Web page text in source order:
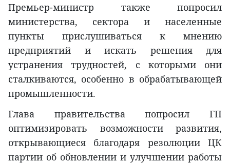
Премьер-министр также попросил
министерства, сектора и населенные
пункты прислушиваться к мнению
предприятий и искать решения для
устранения трудностей, с которыми они
сталкиваются, особенно в обрабатывающей
промышленности.
Глава правительства попросил ГП
оптимизировать возможности развития,
открывающиеся благодаря резолюции ЦК
партии об обновлении и улучшении работы